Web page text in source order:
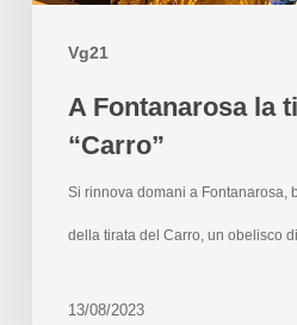
Vg21
A Fontanarosa la
“Carro”
Si rinnova domani a Fontanarosa,
della tirata del Carro, un obelisco
13/08/2023